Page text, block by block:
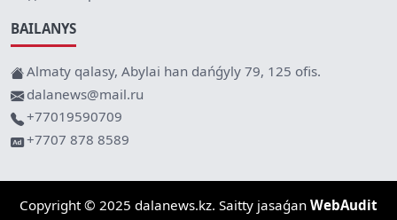
BAILANYS
Almaty qalasy, Abylai han dańǵyly 79, 125 ofis.
dalanews@mail.ru
+77019590709
+7707 878 8589
Copyright © 2025 dalanews.kz. Saitty jasaǵan WebAudit